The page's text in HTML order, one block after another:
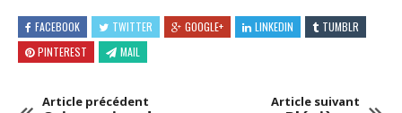
FACEBOOK TWITTER GOOGLE+ LINKEDIN
TUMBLR
PINTEREST
MAIL
Article précédent Article suivant